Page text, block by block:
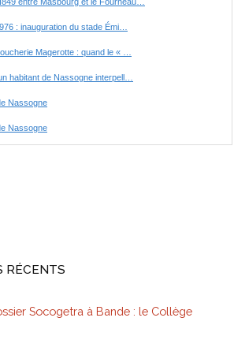
RÉCENTS
Socogetra à Bande : le Collège